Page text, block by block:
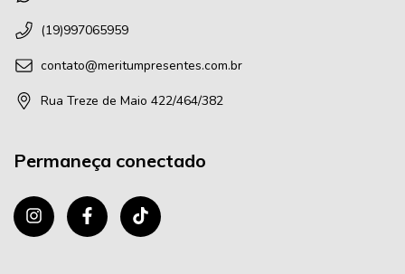
(19)997065959
contato@meritumpresentes.com.br
Rua Treze de Maio 422/464/382
Permaneça conectado